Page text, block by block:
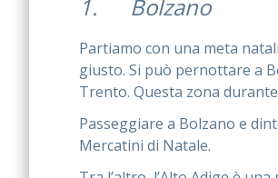
1. Bolzano
Partiamo con una meta
giusto. Si può pernottare a
Trento. Questa zona
Passeggiare a Bolzano e
Mercatini di Natale.